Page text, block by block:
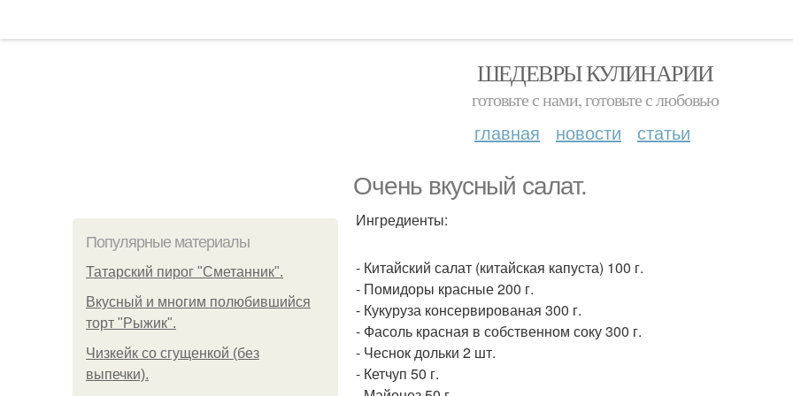
ШЕДЕВРЫ КУЛИНАРИИ
готовьте с нами, готовьте с любовью
главная новости статьи
Очень вкусный салат.
Популярные материалы
Татарский пирог "Сметанник".
Вкусный и многим полюбившийся
торт "Рыжик".
Чизкейк со сгущенкой (без
выпечки).
Ингредиенты:
- Китайский салат (китайская капуста) 100 г.
- Помидоры красные 200 г.
- Кукуруза консервированая 300 г.
- Фасоль красная в собственном соку 300 г.
- Чеснок дольки 2 шт.
- Кетчуп 50 г.